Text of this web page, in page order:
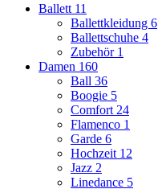
Ballett 11
Ballettkleidung 6
Ballettschuhe 4
Zubehör 1
Damen 160
Ball 36
Boogie 5
Comfort 24
Flamenco 1
Garde 6
Hochzeit 12
Jazz 2
Linedance 5